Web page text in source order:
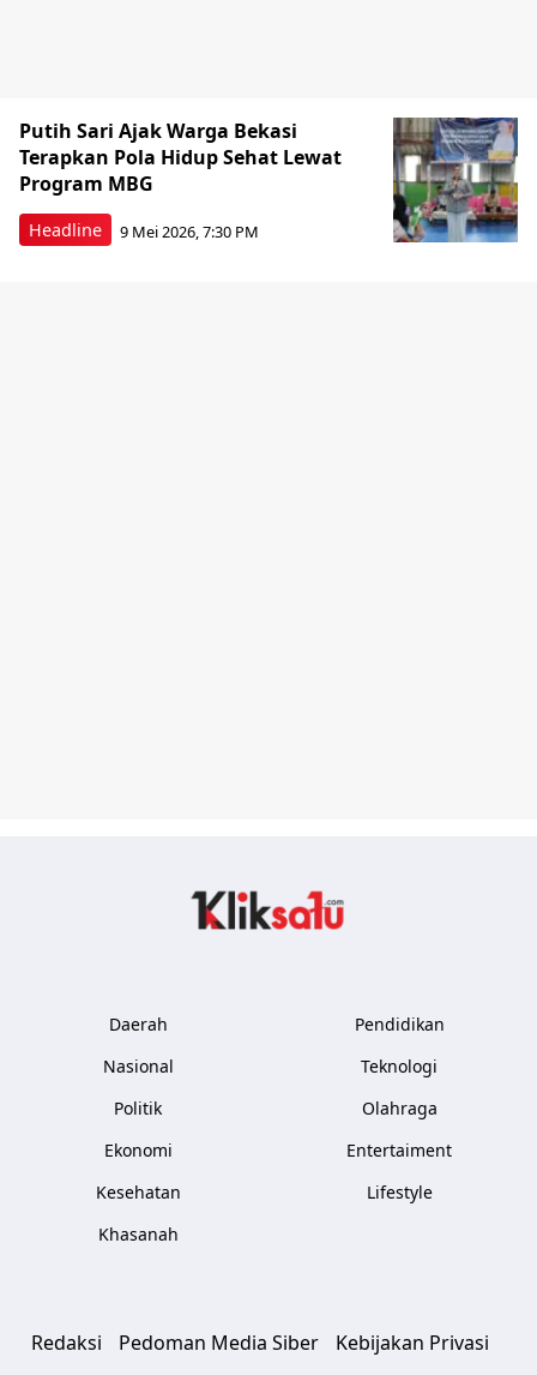
Headline
Putih Sari Ajak Warga Bekasi
Terapkan Pola Hidup Sehat Lewat
Program MBG
9 Mei 2026, 7:30 PM
Daerah
Nasional
Politik
Ekonomi
Kesehatan
Khasanah
Pendidikan
Teknologi
Olahraga
Entertaiment
Lifestyle
Redaksi Pedoman Media Siber
Kebijakan Privasi